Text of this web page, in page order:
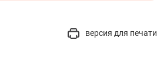
версия для печати